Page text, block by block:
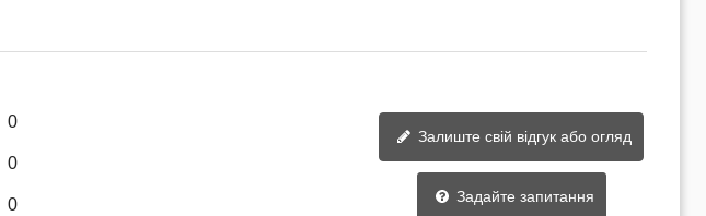
0
0
0
Залиште свій відгук або огляд
Задайте запитання